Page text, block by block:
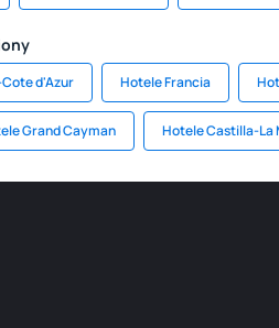
d'Azur Hotele Francia
Grand Cayman Hotele Castilla-La